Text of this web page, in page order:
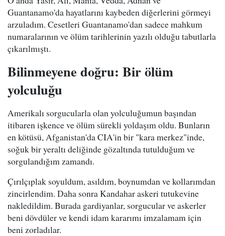
Guantanamo'da hayatlarını kaybeden diğerlerini görmeyi
arzuladım. Cesetleri Guantanamo'dan sadece mahkum
numaralarının ve ölüm tarihlerinin yazılı olduğu tabutlarla
çıkarılmıştı.
Bilinmeyene doğru: Bir ölüm
yolculuğu
Amerikalı sorgucularla olan yolculuğumun başından
itibaren işkence ve ölüm sürekli yoldaşım oldu. Bunların
en kötüsü, Afganistan'da CIA'in bir "kara merkez"inde,
soğuk bir yeraltı deliğinde gözaltında tutulduğum ve
sorgulandığım zamandı.
Çırılçıplak soyuldum, asıldım, boynumdan ve kollarımdan
zincirlendim. Daha sonra Kandahar askeri tutukevine
nakledildim. Burada gardiyanlar, sorgucular ve askerler
beni dövdüler ve kendi idam kararımı imzalamam için
beni zorladılar.